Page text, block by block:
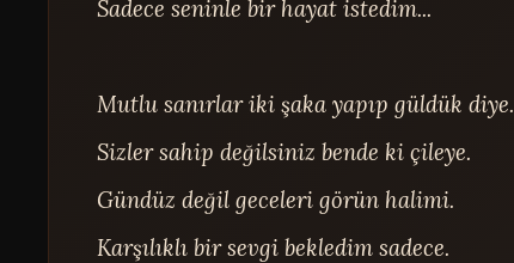
Sadece seninle bir hayat istedim...
Mutlu sanırlar iki şaka yapıp güldük diye.
Sizler sahip değilsiniz bende ki çileye.
Gündüz değil geceleri görün halimi.
Karşılıklı bir sevgi bekledim sadece.